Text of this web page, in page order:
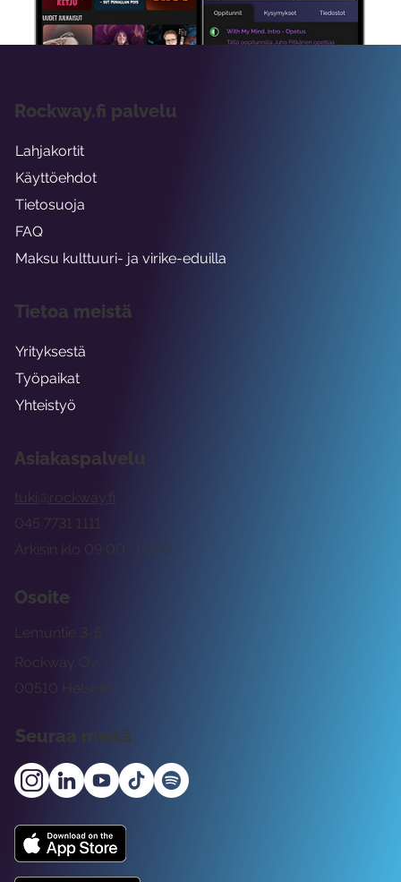
Asiakaspalvelu
tuki@rockway.fi
Arkisin klo 09:00 -15:00
045 7731 1111
Osoite
Rockway Oy
Lemuntie 3-5
00510 Helsinki
Seuraa meitä
Rockway.fi palvelu
Lahjakortit
Käyttöehdot
Tietosuoja
FAQ
Maksu kulttuuri- ja virike-eduilla
Tietoa meistä
Yrityksestä
Työpaikat
Yhteistyö